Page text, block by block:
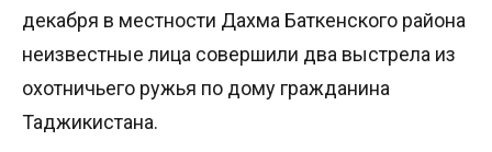
декабря в местности Дахма Баткенского района
неизвестные лица совершили два выстрела из
охотничьего ружья по дому гражданина
Таджикистана.